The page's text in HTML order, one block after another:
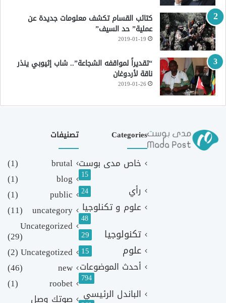
كتائب القسام تكشف معلومات جديدة عن
عملية” حد السيف”
2019-01-19
“تقديراً لمواقفه الشجاعة”.. شاب إثيوبي ينذر
ناقة لأردوغان
2019-01-26
Categories
خاص مدى بوست
15
رأي 24
علوم و تكنلوجيا
48
تكنولوجيا 29
علوم 15
أحدث الموضوعات
794
الباندل الرئيسي
تصنيفات
brutal
(1)
blog
(1)
public
(1)
uncategory
(11)
Uncategorized
(29)
Uncategotized
(2)
new
(46)
roobet
(1)
صوتك وصل